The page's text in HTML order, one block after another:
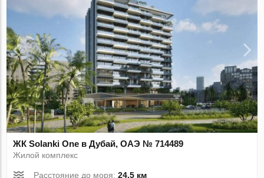
ЖК Solanki One в Дубай, ОАЭ № 714489
Жилой комплекс
Расстояние до моря:24.5 км